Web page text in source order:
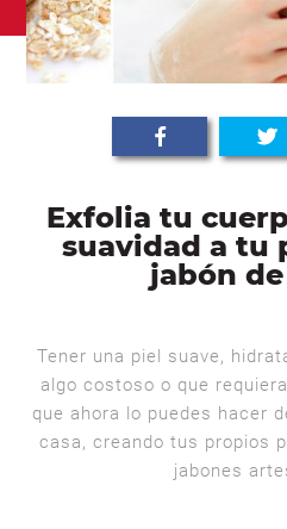
Exfolia tu
suavidad a tu
jabón
Tener una piel suave,
algo costoso o que
que ahora lo puedes hacer
casa, creando tus propios
jabones